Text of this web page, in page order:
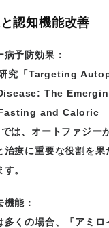
認知機能改善
予防効果：
究「Targeting
The
and Caloric
は、オートファジー
治療に重要な役割を果
。
能：
多くの場合、『アミロ